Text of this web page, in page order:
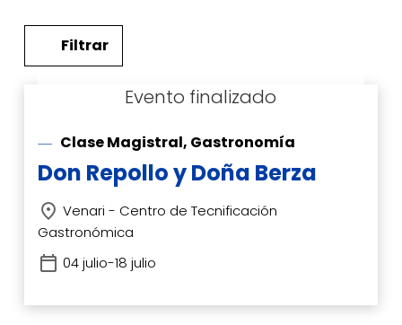
Filtrar
Clase Magistral, Gastronomía
Don Repollo y Doña Berza
Venari - Centro de Tecnificación
Gastronómica
04 julio-18 julio